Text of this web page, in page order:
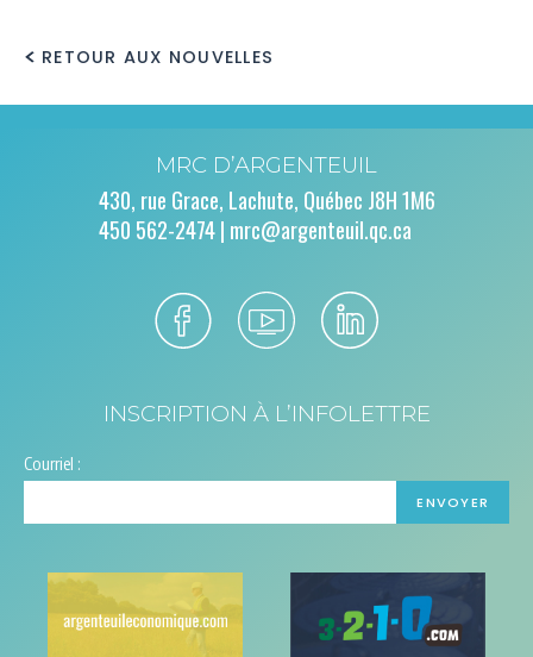
RETOUR AUX NOUVELLES
MRC D’ARGENTEUIL
430, rue Grace, Lachute, Québec J8H 1M6
450 562-2474 | mrc@argenteuil.qc.ca
INSCRIPTION À L’INFOLETTRE
Courriel :